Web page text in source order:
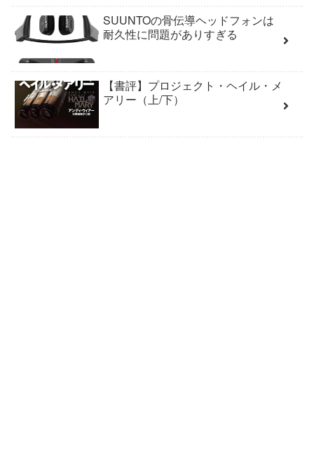
SUUNTOの骨伝導ヘッドフォンは
耐久性に問題がありすぎる
【書評】プロジェクト・ヘイル・メ
アリー（上/下）